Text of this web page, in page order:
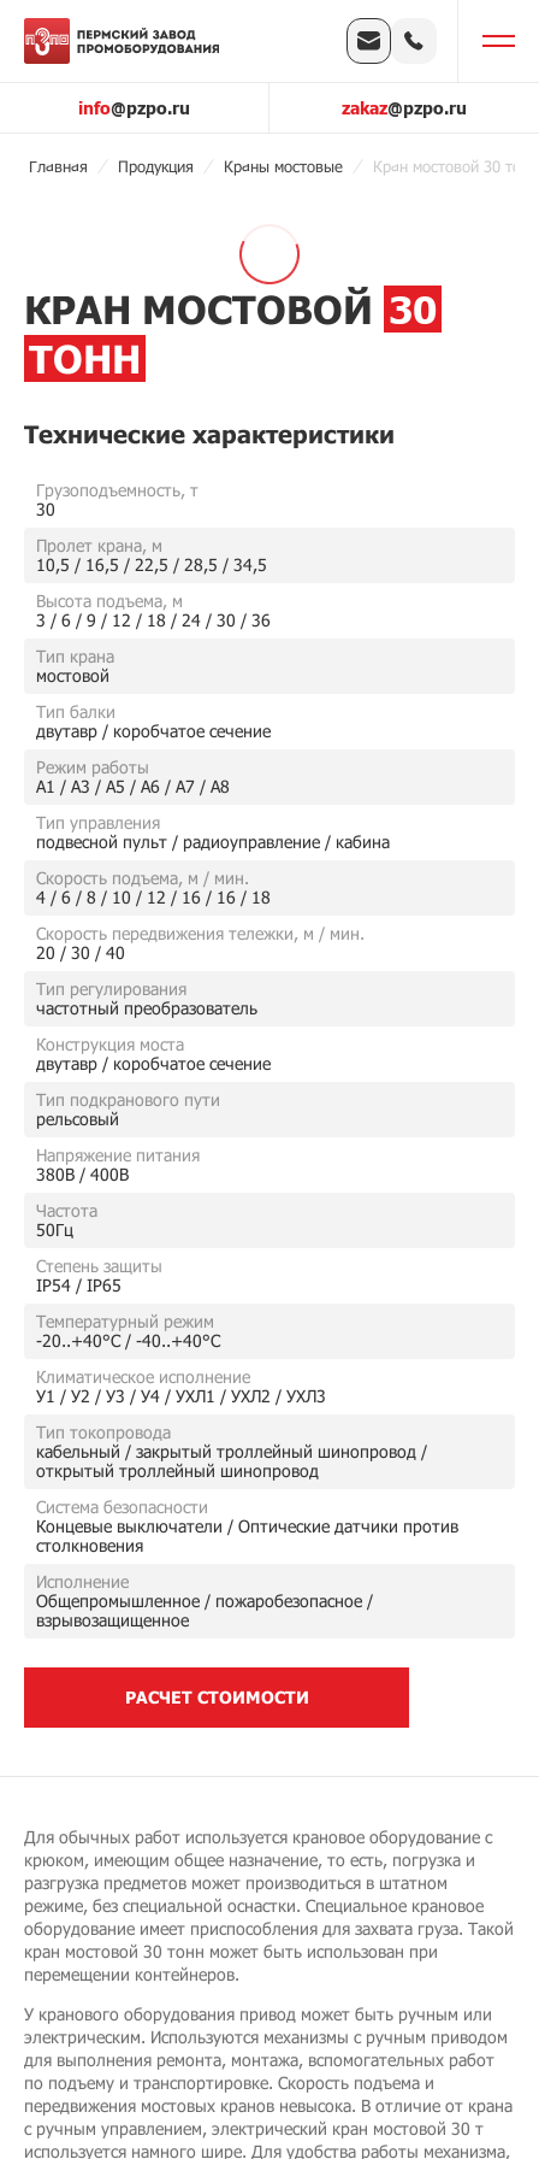
info@pzpo.ru zakaz@pzpo.ru
Главная Продукция Краны мостовые Кран мостовой 30 тонн
КРАН МОСТОВОЙ 30
ТОНН
Технические характеристики
Грузоподъемность, т
30
Пролет крана, м
10,5 / 16,5 / 22,5 / 28,5 / 34,5
Высота подъема, м
3 / 6 / 9 / 12 / 18 / 24 / 30 / 36
Тип крана
мостовой
Тип балки
двутавр / коробчатое сечение
Режим работы
А1 / А3 / А5 / А6 / А7 / А8
Тип управления
подвесной пульт / радиоуправление / кабина
Скорость подъема, м / мин.
4 / 6 / 8 / 10 / 12 / 16 / 16 / 18
Скорость передвижения тележки, м / мин.
20 / 30 / 40
Тип регулирования
частотный преобразователь
Конструкция моста
двутавр / коробчатое сечение
Тип подкранового пути
рельсовый
Напряжение питания
380В / 400В
Частота
50Гц
Степень защиты
IP54 / IP65
Температурный режим
-20..+40°C / -40..+40°C
Климатическое исполнение
У1 / У2 / У3 / У4 / УХЛ1 / УХЛ2 / УХЛ3
Тип токопровода
кабельный / закрытый троллейный шинопровод /
открытый троллейный шинопровод
Система безопасности
Концевые выключатели / Оптические датчики против
столкновения
Исполнение
Общепромышленное / пожаробезопасное /
взрывозащищенное
РАСЧЕТ СТОИМОСТИ
Для обычных работ используется крановое оборудование с
крюком, имеющим общее назначение, то есть, погрузка и
разгрузка предметов может производиться в штатном
режиме, без специальной оснастки. Специальное крановое
оборудование имеет приспособления для захвата груза. Такой
кран мостовой 30 тонн может быть использован при
перемещении контейнеров.
У кранового оборудования привод может быть ручным или
электрическим. Используются механизмы с ручным приводом
для выполнения ремонта, монтажа, вспомогательных работ
по подъему и транспортировке. Скорость подъема и
передвижения мостовых кранов невысока. В отличие от крана
с ручным управлением, электрический кран мостовой 30 т
используется намного шире. Для удобства работы механизма,